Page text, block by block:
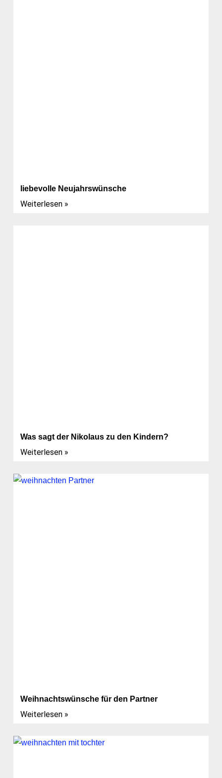
liebevolle Neujahrswünsche
Weiterlesen »
Was sagt der Nikolaus zu den Kindern?
Weiterlesen »
Weihnachtswünsche für den Partner
Weiterlesen »